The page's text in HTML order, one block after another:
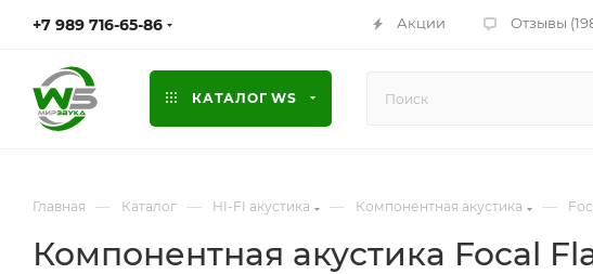
+7 989 716-65-86 Акции Отзывы
КАТАЛОГ WS
Главная — Каталог — HI-FI акустика — Компонентная акустика —
Компонентная акустика Focal